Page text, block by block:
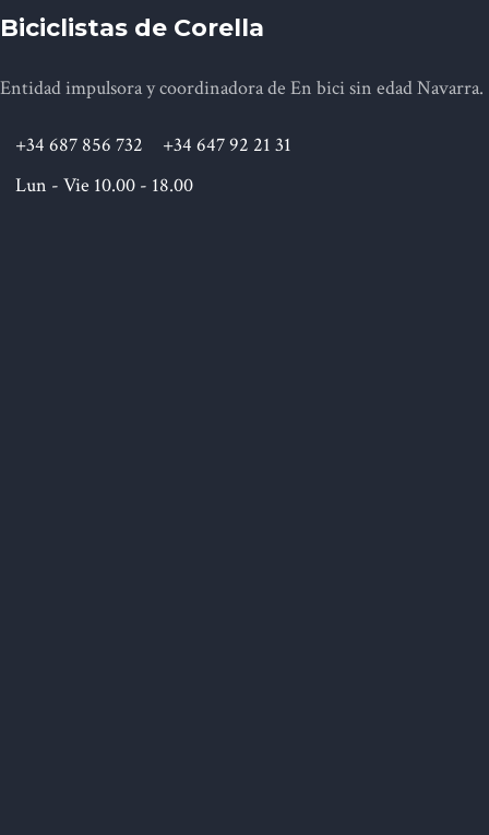
Biciclistas de Corella
Entidad impulsora y coordinadora de En bici sin edad Navarra.
+34 687 856 732
+34 647 92 21 31
Lun - Vie 10.00 - 18.00